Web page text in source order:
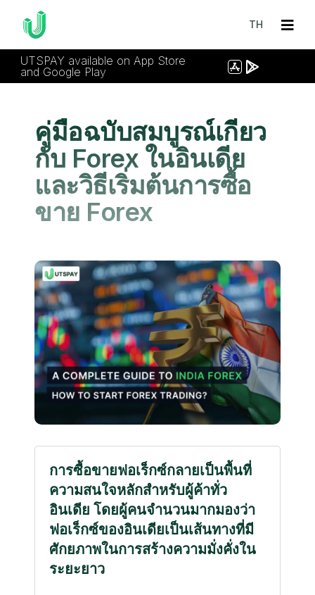
TH
UTSPAY available on App Store
and Google Play
คู่มือฉบับสมบูรณ์เกี่ยว
กับ Forex ในอินเดีย
และวิธีเริ่มต้นการซื้อ
ขาย Forex
การซื้อขายฟอเร็กซ์กลายเป็นพื้นที่
ความสนใจหลักสำหรับผู้ค้าทั่ว
อินเดีย โดยผู้คนจำนวนมากมองว่า
ฟอเร็กซ์ของอินเดียเป็นเส้นทางที่มี
ศักยภาพในการสร้างความมั่งคั่งใน
ระยะยาว